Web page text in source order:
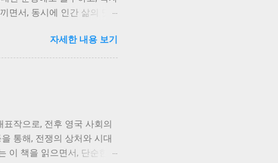
면서, 동시에 인간 삶의 덧
인들의 삶의 축소판과 같습
신의 삶을 지켜나가려는 의
흘러갑니다. 저는 서희의
도 불구하고 인간이 지닌 생
연을 가지고 있습니다. 그들
복잡하고 애절하게 그려집
이별, 그리고 희생의 의미
잃지 않고 미래를 향해 나
자세한 내용 보기
작으로, 전후 영국 사회의
통해, 전쟁의 상처와 시대
이 책을 읽으면서, 단순한